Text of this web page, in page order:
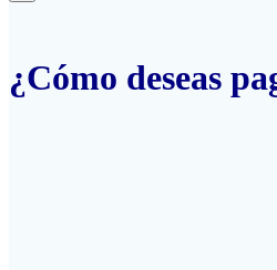
¿Cómo deseas